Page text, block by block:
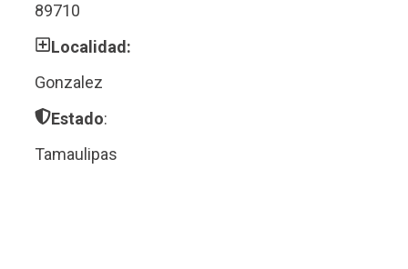
89710
Localidad:
Gonzalez
Estado:
Tamaulipas